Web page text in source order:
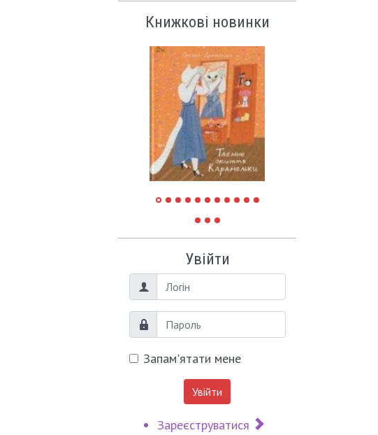
Книжкові новинки
Увійти
Логін
Пароль
Запам'ятати мене
Увійти
Зареєструватися